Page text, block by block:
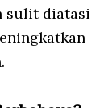
sulit diatasi